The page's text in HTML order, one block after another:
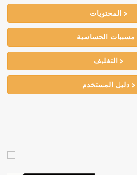
المحتويات >
التغليف >
دليل المستخدم >